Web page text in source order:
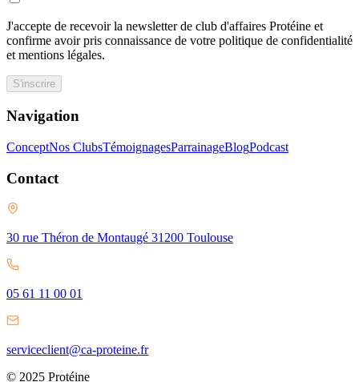
J'accepte de recevoir la newsletter de club d'affaires Protéine et
confirme avoir pris connaissance de votre politique de confidentialité
et mentions légales.
S'inscrire
Navigation
ConceptNos ClubsTémoignagesParrainageBlogPodcast
Contact
30 rue Théron de Montaugé 31200 Toulouse
05 61 11 00 01
serviceclient@ca-proteine.fr
© 2025 Protéine